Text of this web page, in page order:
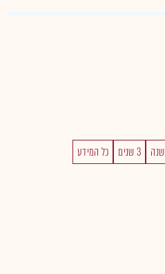
שנה 3 שנים כל המידע